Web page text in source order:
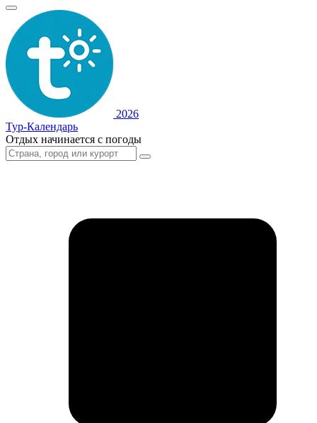
2026
Тур-Календарь
Отдых начинается с погоды